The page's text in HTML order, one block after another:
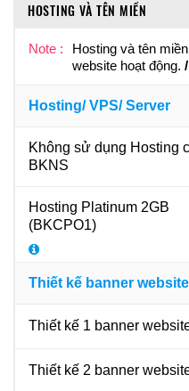
HOSTING VÀ TÊN MIỀN
Note :
Hosting và tên
website hoạt động. /
Hosting/ VPS/ Server
Không sử dụng Hosting
BKNS
Hosting Platinum 2GB
(BKCPO1)
Thiết kế banner website
Thiết kế 1 banner
Thiết kế 2 banner